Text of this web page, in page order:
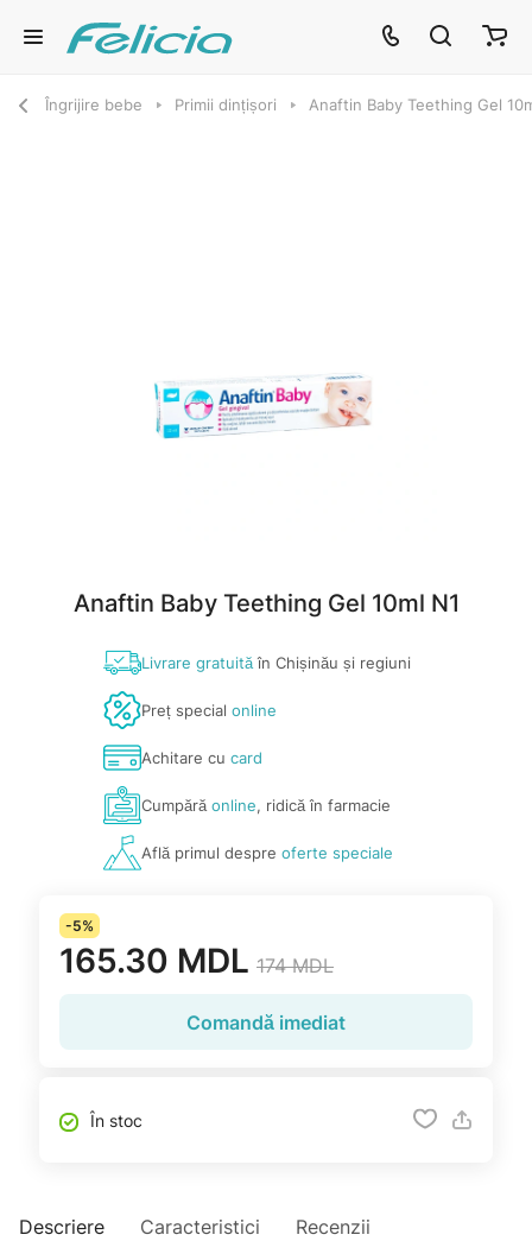
Îngrijire bebe Primii dințișori Anaftin Baby Teething Gel
Anaftin Baby Teething Gel 10ml N1
Livrare gratuităîn Chișinău și regiuni
Preț special online
Achitare cu card
Cumpărăonline, ridică în farmacie
Află primul despre oferte speciale
-5%
165.30 MDL 174 MDL
Comandă imediat
În stoc
Descriere Caracteristici Recenzii